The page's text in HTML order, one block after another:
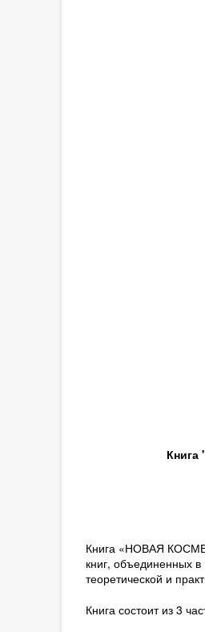
Книга
Книга «НОВАЯ
книг, объединенных
теоретической и
Книга состоит из 3